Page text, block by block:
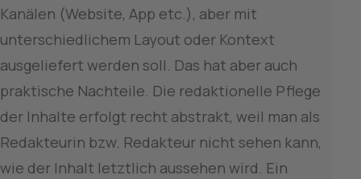
Kanälen (Website, App etc.), aber mit
unterschiedlichem Layout oder Kontext
ausgeliefert werden soll. Das hat aber auch
praktische Nachteile. Die redaktionelle Pflege
der Inhalte erfolgt recht abstrakt, weil man als
Redakteurin bzw. Redakteur nicht sehen kann,
wie der Inhalt letztlich aussehen wird. Ein